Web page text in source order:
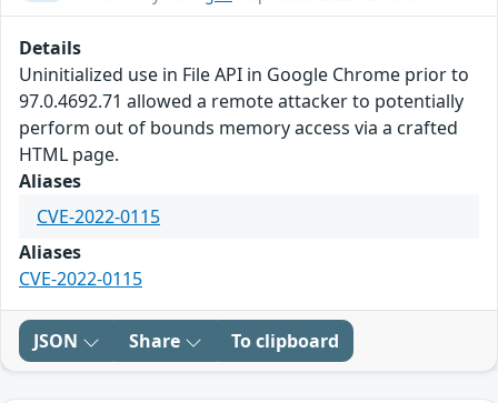
Details
Uninitialized use in File API in Google Chrome prior to
97.0.4692.71 allowed a remote attacker to potentially
perform out of bounds memory access via a crafted
HTML page.
Aliases
CVE-2022-0115
Aliases
CVE-2022-0115
JSON Share To clipboard